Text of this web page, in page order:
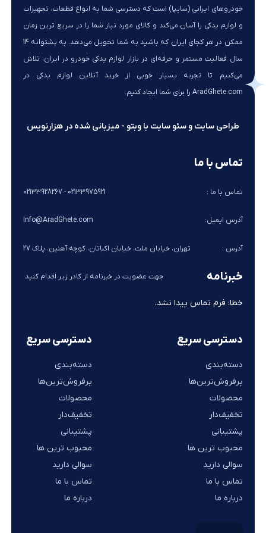
خودروهای ایرانی (سایپا) است که دسترسی شما به انواع قطعات، تجهیزات
و لوازم یدکی را آسان می‌کند و کالای مورد نیاز شما را در سریع ترین زمان
ممکن در هر کجای ایران که باشید به شما تحویل می‌دهد. به پشتوانه 14
سال فعالیت مستمر و حرفه‌ای در بازار لوازم یدکی خودرو در ایران، تلاش
می‌کنیم تا تجربه بسیار خوبی از خرید آنلاین لوازم یدکی در
AradGhete.com را برای شما ایجاد کنیم.
دسترسی سریع
دسته‌بندی
پرفروش‌ترین‌ها
محصولات
تخفیف‌دار
پشتیبانی
محبوب ترین ها
سوالی دارید
تماس با ما
درباره ما
تماس با ما
تماس با ما : 02133975921 - 02133928267
آدرس ایمیل: Info@AradGhete.com
آدرس : تهران، خیابان ملت، خیابان اکباتان، کوچه آهنین، پلاک 27
خبرنامه جهت عضویت در خبرنامه از کادر زیر اقدام کنید.
خطا: فرم تماس پیدا نشد.
دسترسی سریع
دسته‌بندی
پرفروش‌ترین‌ها
محصولات
تخفیف‌دار
پشتیبانی
محبوب ترین ها
سوالی دارید
تماس با ما
درباره ما
طراحی سایت و سئو سایت با وبتو - میزبانی شده در هزارنویس